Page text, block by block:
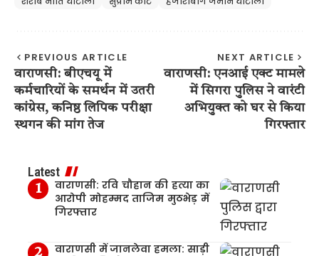
PREVIOUS ARTICLE
वाराणसी: बीएचयू में
कर्मचारियों के समर्थन में उतरी
कांग्रेस, कनिष्ठ लिपिक परीक्षा
स्थगन की मांग तेज
NEXT ARTICLE
वाराणसी: एनआई एक्ट मामले
में सिगरा पुलिस ने वारंटी
अभियुक्त को घर से किया
गिरफ्तार
Latest
वाराणसी: रवि चौहान की हत्या का
आरोपी मोहम्मद ताजिम मुठभेड़ में
गिरफ्तार
वाराणसी में जानलेवा हमला: साड़ी